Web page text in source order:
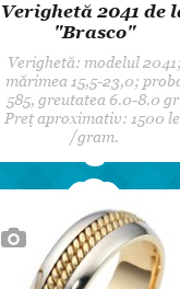
Verighetă 2041 de
"Brasco"
Verighetă: modelul 2041;
mărimea 15,5-23,0;
585, greutatea 6.0-8.0
Preț aproximativ: 1500
/gram.